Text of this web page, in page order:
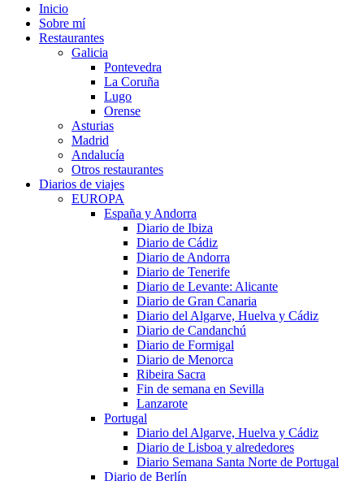
Inicio
Sobre mí
Restaurantes
Galicia
Pontevedra
La Coruña
Lugo
Orense
Asturias
Madrid
Andalucía
Otros restaurantes
Diarios de viajes
EUROPA
España y Andorra
Diario de Ibiza
Diario de Cádiz
Diario de Andorra
Diario de Tenerife
Diario de Levante: Alicante
Diario de Gran Canaria
Diario del Algarve, Huelva y Cádiz
Diario de Candanchú
Diario de Formigal
Diario de Menorca
Ribeira Sacra
Fin de semana en Sevilla
Lanzarote
Portugal
Diario del Algarve, Huelva y Cádiz
Diario de Lisboa y alrededores
Diario Semana Santa Norte de Portugal
Diario de Berlín